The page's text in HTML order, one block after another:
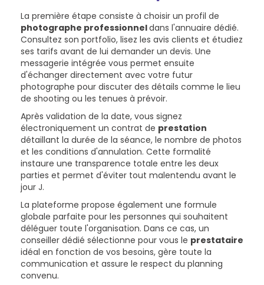
La première étape consiste à choisir un profil de
photographe professionneldans l'annuaire dédié.
Consultez son portfolio, lisez les avis clients et étudiez
ses tarifs avant de lui demander un devis. Une
messagerie intégrée vous permet ensuite
d'échanger directement avec votre futur
photographe pour discuter des détails comme le lieu
de shooting ou les tenues à prévoir.
Après validation de la date, vous signez
électroniquement un contrat de prestation
détaillant la durée de la séance, le nombre de photos
et les conditions d'annulation. Cette formalité
instaure une transparence totale entre les deux
parties et permet d'éviter tout malentendu avant le
jour J.
La plateforme propose également une formule
globale parfaite pour les personnes qui souhaitent
déléguer toute l'organisation. Dans ce cas, un
conseiller dédié sélectionne pour vous le prestataire
idéal en fonction de vos besoins, gère toute la
communication et assure le respect du planning
convenu.